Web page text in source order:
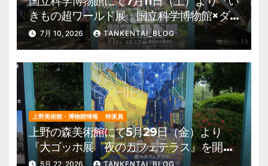
きもの超ワールド展 国立科学博物館×ダ
ーウィンが来た！』を開催。 上野公園
美術館・博物館 混雑情報他
7月 10, 2026 TANKENTAI_BLOG
上野美術館・博物館情報 特派員
上野の森美術館にて5月29日（金）より
『大ゴッホ展 夜のカフェテラス』を開
催。 上野公園 美術館・博物館 混雑情
5月 22, 2026 TANKENTAI_BLOG